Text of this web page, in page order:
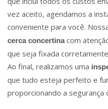
vez aceito, agendamos a
conveniente para você.
cerca concertinacom
que seja fixada
Ao final, realizamos uma
que tudo esteja perfeito e
proporcionando a segurança